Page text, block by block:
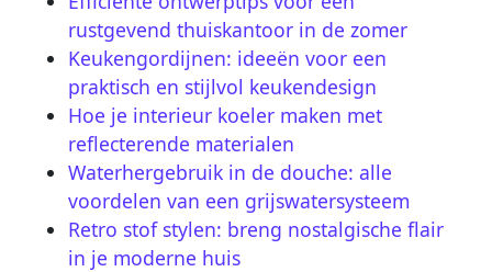
rustgevend thuiskantoor in de zomer
Keukengordijnen: ideeën voor een
praktisch en stijlvol keukendesign
Hoe je interieur koeler maken met
reflecterende materialen
Waterhergebruik in de douche: alle
voordelen van een grijswatersysteem
Retro stof stylen: breng nostalgische flair
in je moderne huis